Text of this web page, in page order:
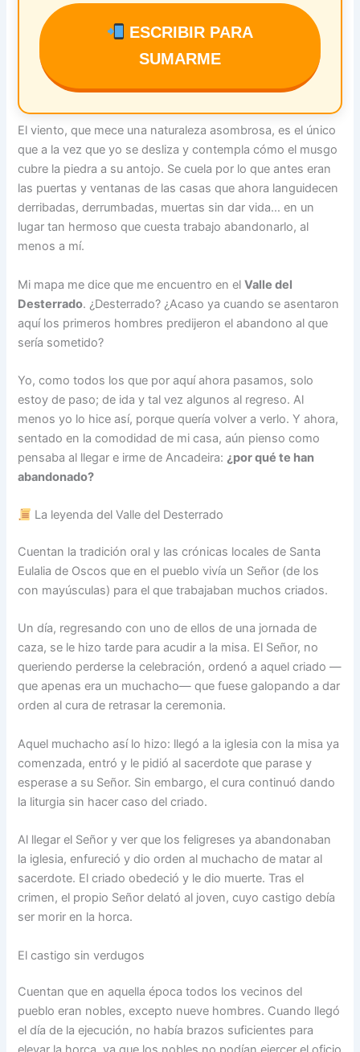
ESCRIBIR PARA
SUMARME
El viento, que mece una naturaleza asombrosa, es el único
que a la vez que yo se desliza y contempla cómo el musgo
cubre la piedra a su antojo. Se cuela por lo que antes eran
las puertas y ventanas de las casas que ahora languidecen
derribadas, derrumbadas, muertas sin dar vida… en un
lugar tan hermoso que cuesta trabajo abandonarlo, al
menos a mí.
Mi mapa me dice que me encuentro en elValle del
Desterrado. ¿Desterrado? ¿Acaso ya cuando se asentaron
aquí los primeros hombres predijeron el abandono al que
sería sometido?
Yo, como todos los que por aquí ahora pasamos, solo
estoy de paso; de ida y tal vez algunos al regreso. Al
menos yo lo hice así, porque quería volver a verlo. Y ahora,
sentado en la comodidad de mi casa, aún pienso como
pensaba al llegar e irme de Ancadeira: ¿por qué te han
abandonado?
La leyenda del Valle del Desterrado
Cuentan la tradición oral y las crónicas locales de Santa
Eulalia de Oscos que en el pueblo vivía un Señor (de los
con mayúsculas) para el que trabajaban muchos criados.
Un día, regresando con uno de ellos de una jornada de
caza, se le hizo tarde para acudir a la misa. El Señor, no
queriendo perderse la celebración, ordenó a aquel criado —
que apenas era un muchacho— que fuese galopando a dar
orden al cura de retrasar la ceremonia.
Aquel muchacho así lo hizo: llegó a la iglesia con la misa ya
comenzada, entró y le pidió al sacerdote que parase y
esperase a su Señor. Sin embargo, el cura continuó dando
la liturgia sin hacer caso del criado.
Al llegar el Señor y ver que los feligreses ya abandonaban
la iglesia, enfureció y dio orden al muchacho de matar al
sacerdote. El criado obedeció y le dio muerte. Tras el
crimen, el propio Señor delató al joven, cuyo castigo debía
ser morir en la horca.
El castigo sin verdugos
Cuentan que en aquella época todos los vecinos del
pueblo eran nobles, excepto nueve hombres. Cuando llegó
el día de la ejecución, no había brazos suficientes para